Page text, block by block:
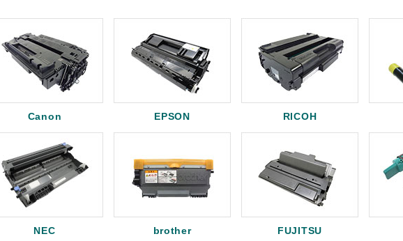
Canon EPSON RICOH
NEC brother FUJITSU